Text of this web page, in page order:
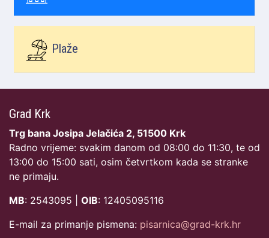
Plaže
Grad Krk
Trg bana Josipa Jelačića 2, 51500 Krk
Radno vrijeme: svakim danom od 08:00 do 11:30, te od
13:00 do 15:00 sati, osim četvrtkom kada se stranke
ne primaju.
MB: 2543095 | OIB: 12405095116
E-mail za primanje pismena: pisarnica@grad-krk.hr